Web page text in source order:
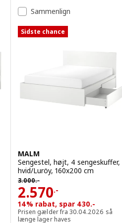
Sammenlign
Sidste chance
MALM
Sengestel, højt, 4 sengeskuffer,
hvid/Luröy, 160x200 cm
3.000.-
Førpris 3000.-
2.570.-
Pris 2570.-
14% rabat, spar 430.-
Prisen gælder fra 30.04.2026 så
længe lager haves